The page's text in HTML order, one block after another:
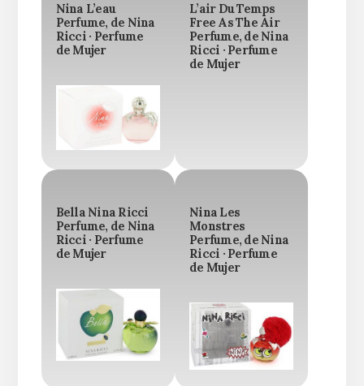
Nina L’eau
Perfume, de Nina
Ricci · Perfume
de Mujer
L’air Du Temps
Free As The Air
Perfume, de Nina
Ricci · Perfume
de Mujer
Bella Nina Ricci
Perfume, de Nina
Ricci · Perfume
de Mujer
Nina Les
Monstres
Perfume, de Nina
Ricci · Perfume
de Mujer